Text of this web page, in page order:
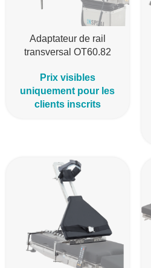
Adaptateur de rail
transversal OT60.82
Prix visibles
uniquement pour les
clients inscrits